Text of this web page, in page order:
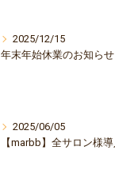
2025/12/15
年末年始休業のお知らせ
2025/06/05